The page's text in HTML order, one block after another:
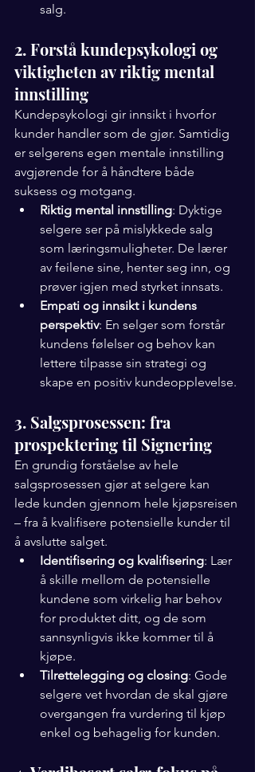
salg.
2. Forstå kundepsykologi og
viktigheten av riktig mental
innstilling
Kundepsykologi gir innsikt i hvorfor
kunder handler som de gjør. Samtidig
er selgerens egen mentale innstilling
avgjørende for å håndtere både
suksess og motgang.
Riktig mental innstilling: Dyktige
selgere ser på mislykkede salg
som læringsmuligheter. De lærer
av feilene sine, henter seg inn, og
prøver igjen med styrket innsats.
Empati og innsikt i kundens
perspektiv: En selger som forstår
kundens følelser og behov kan
lettere tilpasse sin strategi og
skape en positiv kundeopplevelse.
3. Salgsprosessen: fra
prospektering til Signering
En grundig forståelse av hele
salgsprosessen gjør at selgere kan
lede kunden gjennom hele kjøpsreisen
– fra å kvalifisere potensielle kunder til
å avslutte salget.
Identifisering og kvalifisering: Lær
å skille mellom de potensielle
kundene som virkelig har behov
for produktet ditt, og de som
sannsynligvis ikke kommer til å
kjøpe.
Tilrettelegging og closing: Gode
selgere vet hvordan de skal gjøre
overgangen fra vurdering til kjøp
enkel og behagelig for kunden.